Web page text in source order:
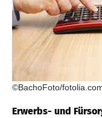
©BachoFoto/
Erwerbs- und